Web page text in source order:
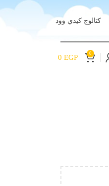
كتالوج كيدي وود
0
0 EGP